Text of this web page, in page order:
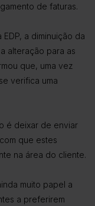
de faturas.
a diminuição da
alteração para as
que, uma vez
verifica uma
é deixar de enviar
que estes
na área do cliente.
muito papel a
a preferirem